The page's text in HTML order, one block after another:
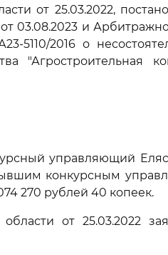
от 25.03.2022,
03.08.2023 и
5110/2016 о
"Агростроительная
управляющий
конкурсным
270 рублей 40 копеек.
от 25.03.2022